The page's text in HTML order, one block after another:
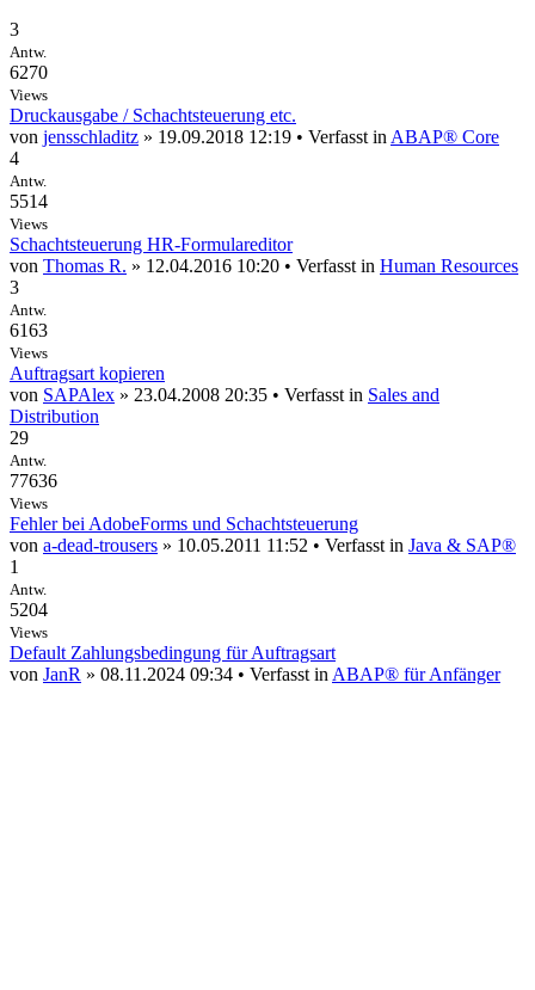
3
Antw.
6270
Views
Druckausgabe / Schachtsteuerung etc.
von jensschladitz » 19.09.2018 12:19 • Verfasst in ABAP® Core
4
Antw.
5514
Views
Schachtsteuerung HR-Formulareditor
von Thomas R. » 12.04.2016 10:20 • Verfasst in Human Resources
3
Antw.
6163
Views
Auftragsart kopieren
von SAPAlex » 23.04.2008 20:35 • Verfasst in Sales and
Distribution
29
Antw.
77636
Views
Fehler bei AdobeForms und Schachtsteuerung
von a-dead-trousers » 10.05.2011 11:52 • Verfasst in Java & SAP®
1
Antw.
5204
Views
Default Zahlungsbedingung für Auftragsart
von JanR » 08.11.2024 09:34 • Verfasst in ABAP® für Anfänger